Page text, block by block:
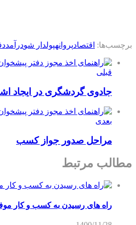
برچسب‌ها: اقتصادپروانهپولدار شودرآمد
قبلی
جادوی گردشگری در ایجاد
بعدی
مراحل صدور جواز کسب
مطالب مرتبط
راه های رسیدن به کسب و کار